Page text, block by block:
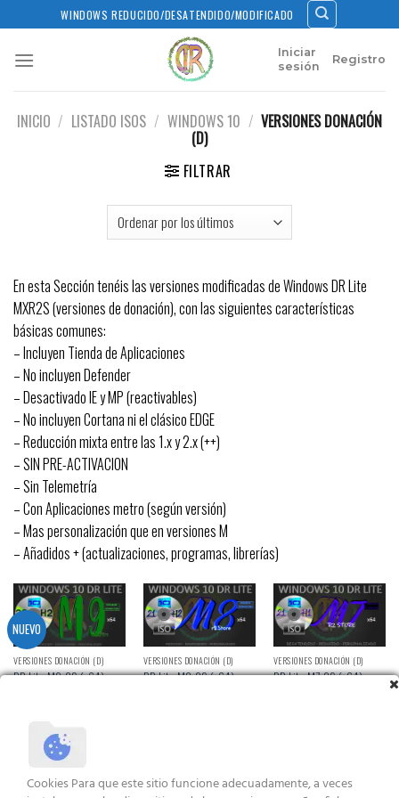
to
content
WINDOWS REDUCIDO/DESATENDIDO/MODIFICADO
Iniciar
sesión
Registro
INICIO / LISTADO ISOS / WINDOWS 10 / VERSIONES DONACIÓN
(D)
FILTRAR
En esta Sección tenéis las versiones modificadas de Windows DR Lite
MXR2S (versiones de donación), con las siguientes características
básicas comunes:
– Incluyen Tienda de Aplicaciones
– No incluyen Defender
– Desactivado IE y MP (reactivables)
– No incluyen Cortana ni el clásico EDGE
– Reducción mixta entre las 1.x y 2.x (++)
– SIN PRE-ACTIVACION
– Sin Telemetría
– Con Aplicaciones metro (según versión)
– Mas personalización que en versiones M
– Añadidos + (actualizaciones, programas, librerías)
NUEVO
VERSIONES DONACIÓN (D)
DR Lite M9r2S (x64)
con 5.00
de 5
VER ENLACES
VERSIONES DONACIÓN (D)
DR Lite M8r2S (x64)
VERSIONES DONACIÓN (D)
DR Lite M7r2S (x64)
Cookies Para que este sitio funcione adecuadamente, a veces